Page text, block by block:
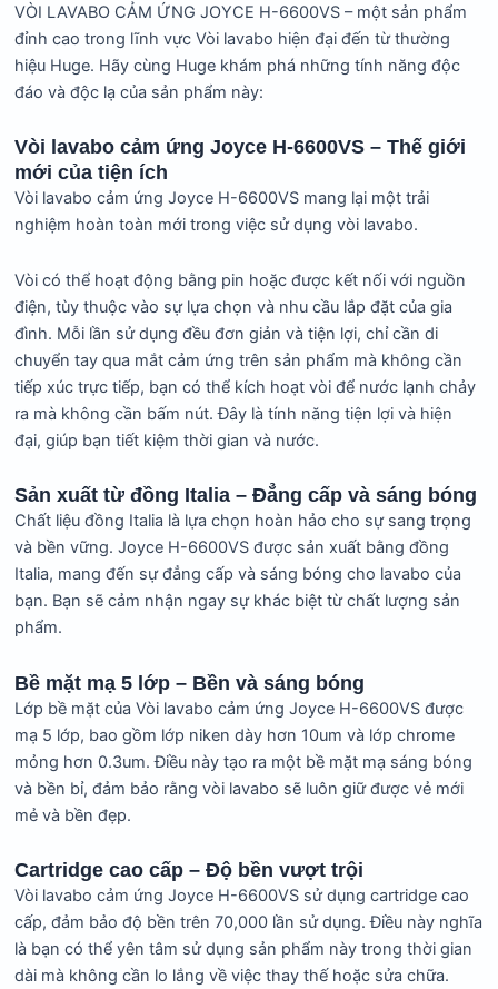
VÒI LAVABO CẢM ỨNG JOYCE H-6600VS – một sản phẩm
đỉnh cao trong lĩnh vực Vòi lavabo hiện đại đến từ thường
hiệu Huge. Hãy cùng Huge khám phá những tính năng độc
đáo và độc lạ của sản phẩm này:
Vòi lavabo cảm ứng Joyce H-6600VS – Thế giới
mới của tiện ích
Vòi lavabo cảm ứng Joyce H-6600VS mang lại một trải
nghiệm hoàn toàn mới trong việc sử dụng vòi lavabo.
Vòi có thể hoạt động bằng pin hoặc được kết nối với nguồn
điện, tùy thuộc vào sự lựa chọn và nhu cầu lắp đặt của gia
đình. Mỗi lần sử dụng đều đơn giản và tiện lợi, chỉ cần di
chuyển tay qua mắt cảm ứng trên sản phẩm mà không cần
tiếp xúc trực tiếp, bạn có thể kích hoạt vòi để nước lạnh chảy
ra mà không cần bấm nút. Đây là tính năng tiện lợi và hiện
đại, giúp bạn tiết kiệm thời gian và nước.
Sản xuất từ đồng Italia – Đẳng cấp và sáng bóng
Chất liệu đồng Italia là lựa chọn hoàn hảo cho sự sang trọng
và bền vững. Joyce H-6600VS được sản xuất bằng đồng
Italia, mang đến sự đẳng cấp và sáng bóng cho lavabo của
bạn. Bạn sẽ cảm nhận ngay sự khác biệt từ chất lượng sản
phẩm.
Bề mặt mạ 5 lớp – Bền và sáng bóng
Lớp bề mặt của Vòi lavabo cảm ứng Joyce H-6600VS được
mạ 5 lớp, bao gồm lớp niken dày hơn 10um và lớp chrome
mỏng hơn 0.3um. Điều này tạo ra một bề mặt mạ sáng bóng
và bền bỉ, đảm bảo rằng vòi lavabo sẽ luôn giữ được vẻ mới
mẻ và bền đẹp.
Cartridge cao cấp – Độ bền vượt trội
Vòi lavabo cảm ứng Joyce H-6600VS sử dụng cartridge cao
cấp, đảm bảo độ bền trên 70,000 lần sử dụng. Điều này nghĩa
là bạn có thể yên tâm sử dụng sản phẩm này trong thời gian
dài mà không cần lo lắng về việc thay thế hoặc sửa chữa.